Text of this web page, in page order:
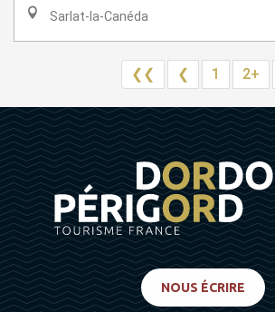
Sarlat-la-Canéda
❮❮ ❮ 1 2+
NOUS ÉCRIRE